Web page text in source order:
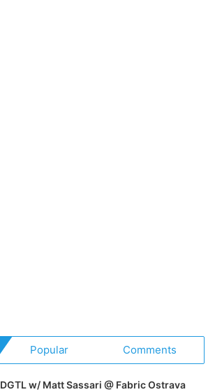
Popular Comments
DGTL w/ Matt Sassari @ Fabric Ostrava